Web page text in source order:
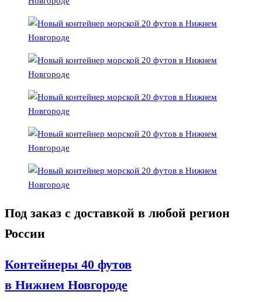
Под заказ с доставкой в любой регион
России
Контейнеры 40 футов
в Нижнем Новгороде